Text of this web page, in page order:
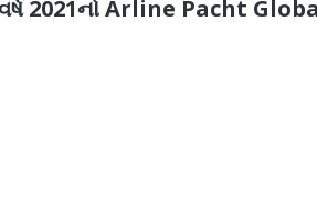
વર્ષ 2021નો Arline Pacht